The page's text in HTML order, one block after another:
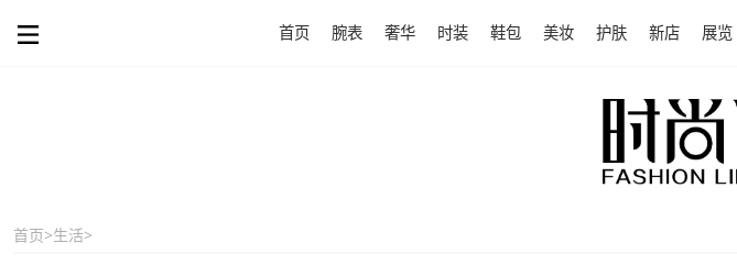
首页 腕表 奢华 时装 鞋包 美妆 护肤 新店 展览
首页>生活>